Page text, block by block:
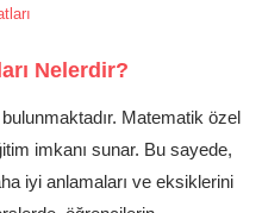
Nelerdir?
Matematik özel
imkanı sunar. Bu sayede,
iyi anlamaları ve eksiklerini